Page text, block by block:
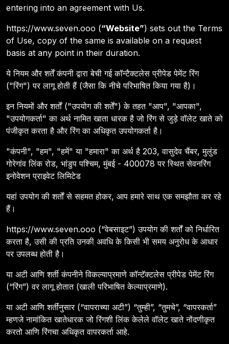
entering into an agreement with Us.
https://www.seven.ooo (“Website”) sets out the Terms
of Use, copy of the same is available on a request
basis at any point in their duration.
ये नियम और शर्तें कंपनी द्वारा बेची गई कॉन्टैक्टलेस प्रीपेड पेमेंट रिंग
("रिंग") पर लागू होती हैं (जैसा कि नीचे परिभाषित किया गया है)।
इन नियमों और शर्तों ("उपयोग की शर्तें") के तहत "आप", "आपका",
"उपयोगकर्ता" का अर्थ नामित खाता धारक है जो रिंग से जुड़े वॉलेट खाते को
पंजीकृत करता है और रिंग का अधिकृत उपयोगकर्ता है।
"कंपनी", "हम", "हमें" या "हमारा" का अर्थ है 203, वासुदेव चैंबर, मुलुंड
गोरेगांव लिंक रोड, भांडुप पश्चिम, मुंबई - 400078 पर स्थित सेवनरिंग
इनोवेशन प्राइवेट लिमिटेड
यहां उपयोग की शर्तों से सहमत होकर, आप हमारे साथ एक समझौता कर रहे
हैं।
https://www.seven.ooo (“वेबसाइट”) उपयोग की शर्तों को निर्धारित
करता है, उसी की प्रति उनकी अवधि के किसी भी समय अनुरोध के आधार
पर उपलब्ध होती है।
या अटी आणि शर्ती कंपनीने विकल्याप्रमाणे कॉन्टॅक्टलेस प्रीपेड पेमेंट रिंग
(“रिंग”) वर लागू होतात (खाली परिभाषित केल्याप्रमाणे).
या अटी आणि शर्तींनुसार (“वापराच्या अटी”) “तुम्ही”, “तुमचे”, “वापरकर्ता”
म्हणजे नामांकित खातेधारक जो रिंगशी लिंक केलेले वॉलेट खाते नोंदणीकृत
करतो आणि रिंगचा अधिकृत वापरकर्ता आहे.